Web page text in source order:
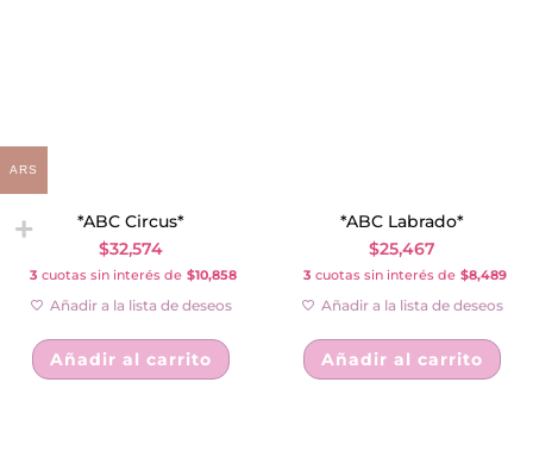
*ABC Circus*
$32,574
3 cuotas sin interés de $10,858
Añadir a la lista de deseos
Añadir al carrito
*ABC Labrado*
$25,467
3 cuotas sin interés de $8,489
Añadir a la lista de deseos
Añadir al carrito
ARS